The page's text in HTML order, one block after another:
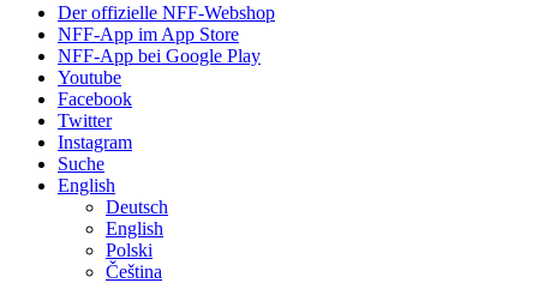
Der offizielle NFF-Webshop
NFF-App im App Store
NFF-App bei Google Play
Youtube
Facebook
Twitter
Instagram
Suche
English
Deutsch
English
Polski
Čeština